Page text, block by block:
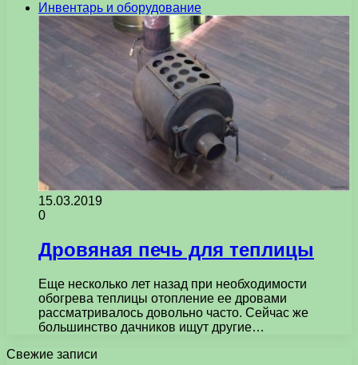
Инвентарь и оборудование
15.03.2019
0
Дровяная печь для теплицы
Еще несколько лет назад при необходимости
обогрева теплицы отопление ее дровами
рассматривалось довольно часто. Сейчас же
большинство дачников ищут другие…
Свежие записи